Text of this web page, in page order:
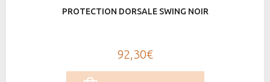
PROTECTION DORSALE SWING NOIR
92,30€